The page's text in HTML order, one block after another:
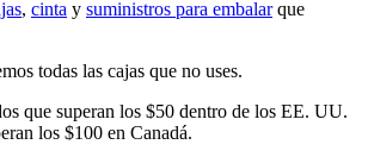
, cinta y suministros para embalarque
todas las cajas que no uses.
que superan los $50 dentro de los EE. UU.
los $100 en Canadá.